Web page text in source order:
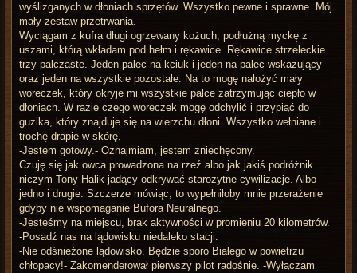
wyślizganych w dłoniach sprzętów. Wszystko pewne i sprawne. Mój
mały zestaw przetrwania.
Wyciągam z kufra długi ogrzewany kożuch, podłużną myckę z
uszami, którą wkładam pod hełm i rękawice. Rękawice strzeleckie
trzy palczaste. Jeden palec na kciuk i jeden na palec wskazujący
oraz jeden na wszystkie pozostałe. Na to mogę nałożyć mały
woreczek, który okryje mi wszystkie palce zatrzymując ciepło w
dłoniach. W razie czego woreczek mogę odchylić i przypiąć do
guzika, który znajduje się na wierzchu dłoni. Wszystko wełniane i
trochę drapie w skórę.
-Jestem gotowy.- Oznajmiam, jestem zniechęcony.
Czuję się jak owca prowadzona na rzeź albo jak jakiś podróżnik
niczym Tony Halik jadący odkrywać starożytne cywilizacje. Albo
jedno i drugie. Szczerze mówiąc, to wypełniłoby mnie przerażenie
gdyby nie wspomaganie Bufora Neuralnego.
-Jesteśmy na miejscu, brak aktywności w promieniu 20 kilometrów.
-Posadź nas na lądowisku niedaleko stacji.
-Nie odśnieżone lądowisko. Będzie sporo Białego w powietrzu
chłopacy!- Zakomenderował pierwszy pilot radośnie. -Wyłączam